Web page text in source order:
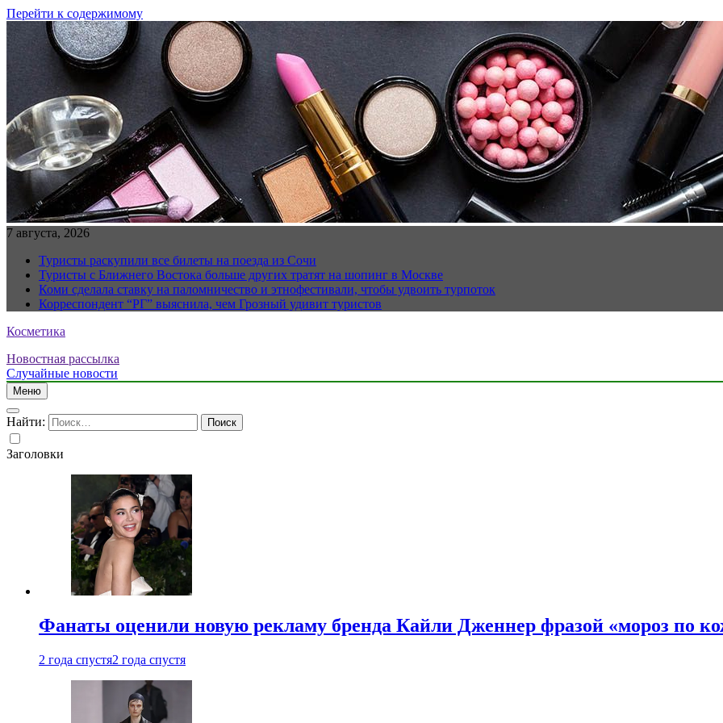
Перейти к содержимому
7 августа, 2026
Туристы раскупили все билеты на поезда из Сочи
Туристы с Ближнего Востока больше других тратят на шопинг в Москве
Коми сделала ставку на паломничество и этнофестивали, чтобы удвоить турпоток
Корреспондент “РГ” выяснила, чем Грозный удивит туристов
Косметика
Новостная рассылка
Случайные новости
Меню
Найти:
Заголовки
Фанаты оценили новую рекламу бренда Кайли Дженнер фразой «мороз по
2 года спустя2 года спустя